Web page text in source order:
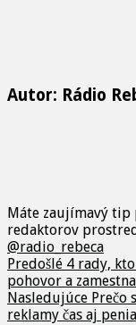
Autor: Rádio
Máte zaujímavý tip
redaktorov
@radio_rebeca
Predošlé 4 rady,
pohovor a
Nasledujúce Prečo
reklamy čas aj